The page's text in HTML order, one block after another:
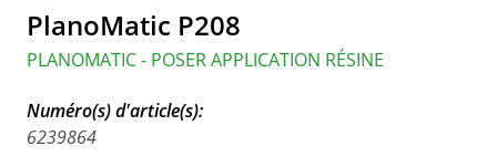
PlanoMatic P208
PLANOMATIC - POSER APPLICATION RÉSINE
Numéro(s) d'article(s):
6239864